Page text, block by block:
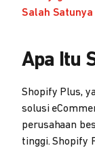
Salah
Apa Itu
Shopify Plus,
solusi
perusahaan
tinggi. Shopify